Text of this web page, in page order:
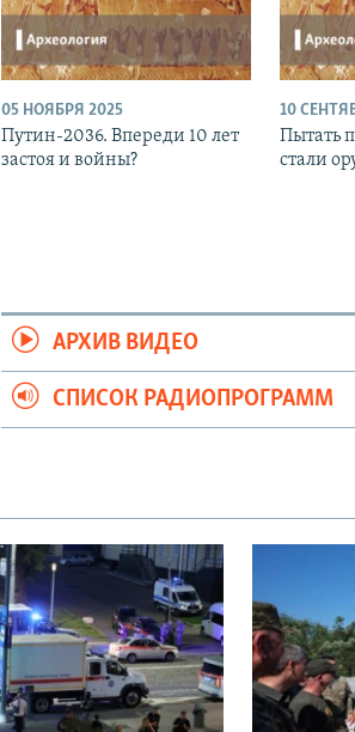
05 НОЯБРЯ 2025
Путин-2036. Впереди 10 лет
застоя и войны?
10
Пытать
стали
АРХИВ ВИДЕО
СПИСОК РАДИОПРОГРАММ